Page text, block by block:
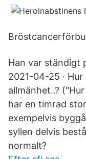
Han var ständigt
2021-04-25 ·
allmänhet..?
har en timrad
exempelvis
syllen delvis
normalt?